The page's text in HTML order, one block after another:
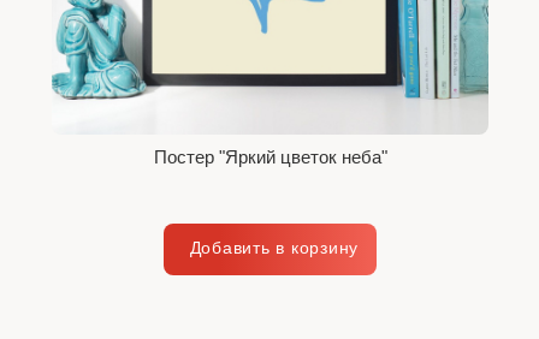
Постер "Яркий цветок неба"